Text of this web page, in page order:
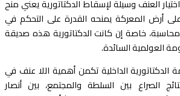
العنف وسيلة لإسقاط الدكتاتورية يعني منح
أرض المعركة يمنحه القدرة على التحكم في
خاصة إن كانت الدكتاتورية هذه صديقة
العولمية السائدة.
الداخلية تكمن أهمية اللا عنف في
الصراع بين السلطة والمجتمع، بين أنصار